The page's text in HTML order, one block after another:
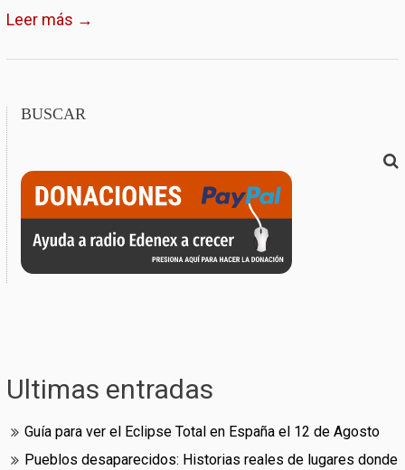
Leer más →
BUSCAR
Ultimas entradas
Guía para ver el Eclipse Total en España el 12 de Agosto
Pueblos desaparecidos: Historias reales de lugares donde